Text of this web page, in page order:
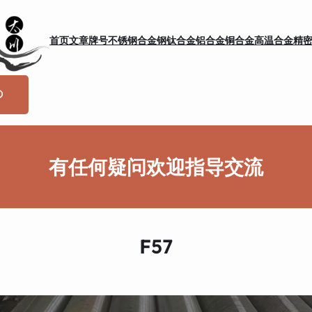
首页文章牌号不锈钢合金钢钛合金铝合金铜合金高温合金精
有任何疑问欢迎指导交流
F57